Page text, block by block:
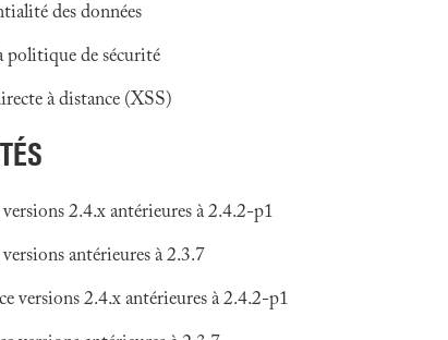
des données
politique de sécurité
à distance (XSS)
2.4.x antérieures à 2.4.2-p1
antérieures à 2.3.7
versions 2.4.x antérieures à 2.4.2-p1